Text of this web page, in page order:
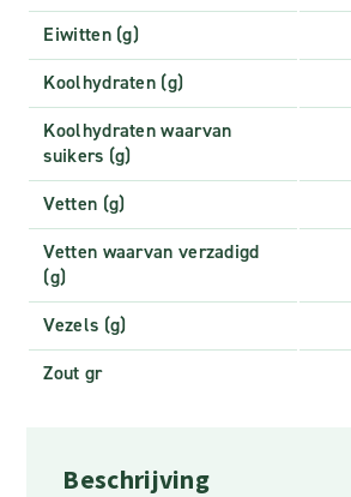
Eiwitten (g)
Koolhydraten (g)
Koolhydraten waarvan
suikers (g)
Vetten (g)
Vetten waarvan verzadigd
(g)
Vezels (g)
Zout gr
Beschrijving